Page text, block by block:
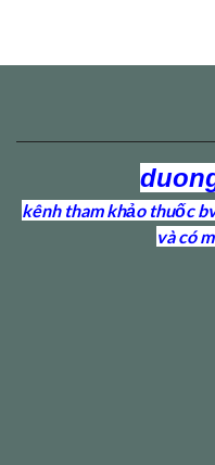
kênh tham khảo thuốc
và có